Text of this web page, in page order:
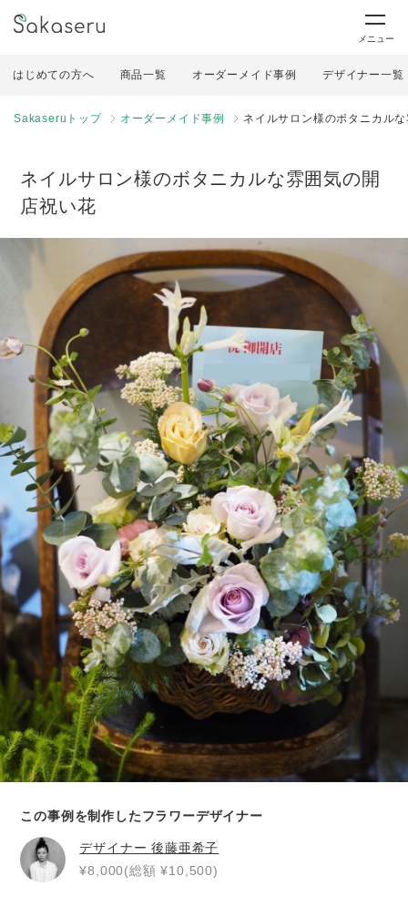
メニュー
はじめての方へ 商品一覧 オーダーメイド事例 デザイナー一覧
Sakaseruトップ オーダーメイド事例 ネイルサロン様のボタニカル
ネイルサロン様のボタニカルな雰囲気の開
店祝い花
この事例を制作したフラワーデザイナー
デザイナー後藤亜希子
¥8,000(総額 ¥10,500)